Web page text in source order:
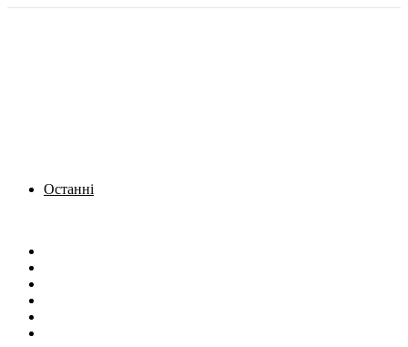
Останні